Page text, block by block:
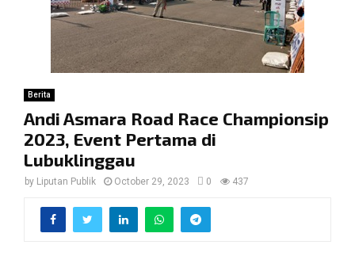
Berita
Andi Asmara Road Race Championsip
2023, Event Pertama di
Lubuklinggau
by Liputan Publik October 29, 2023 0 437